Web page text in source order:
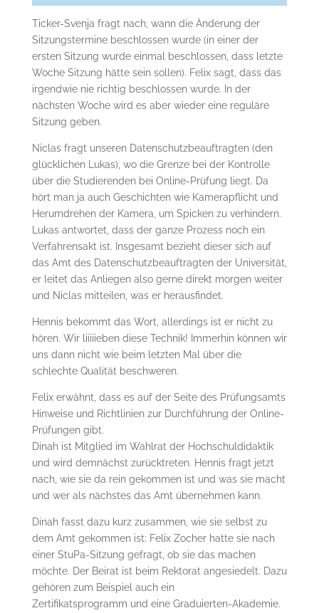
Ticker-Svenja fragt nach, wann die Änderung der
Sitzungstermine beschlossen wurde (in einer der
ersten Sitzung wurde einmal beschlossen, dass letzte
Woche Sitzung hätte sein sollen). Felix sagt, dass das
irgendwie nie richtig beschlossen wurde. In der
nächsten Woche wird es aber wieder eine reguläre
Sitzung geben.
Niclas fragt unseren Datenschutzbeauftragten (den
glücklichen Lukas), wo die Grenze bei der Kontrolle
über die Studierenden bei Online-Prüfung liegt. Da
hört man ja auch Geschichten wie Kamerapflicht und
Herumdrehen der Kamera, um Spicken zu verhindern.
Lukas antwortet, dass der ganze Prozess noch ein
Verfahrensakt ist. Insgesamt bezieht dieser sich auf
das Amt des Datenschutzbeauftragten der Universität,
er leitet das Anliegen also gerne direkt morgen weiter
und Niclas mitteilen, was er herausfindet.
Hennis bekommt das Wort, allerdings ist er nicht zu
hören. Wir liiiiieben diese Technik! Immerhin können wir
uns dann nicht wie beim letzten Mal über die
schlechte Qualität beschweren.
Felix erwähnt, dass es auf der Seite des Prüfungsamts
Hinweise und Richtlinien zur Durchführung der Online-
Prüfungen gibt.
Dinah ist Mitglied im Wahlrat der Hochschuldidaktik
und wird demnächst zurücktreten. Hennis fragt jetzt
nach, wie sie da rein gekommen ist und was sie macht
und wer als nächstes das Amt übernehmen kann.
Dinah fasst dazu kurz zusammen, wie sie selbst zu
dem Amt gekommen ist: Felix Zocher hatte sie nach
einer StuPa-Sitzung gefragt, ob sie das machen
möchte. Der Beirat ist beim Rektorat angesiedelt. Dazu
gehören zum Beispiel auch ein
Zertifikatsprogramm und eine Graduierten-Akademie.